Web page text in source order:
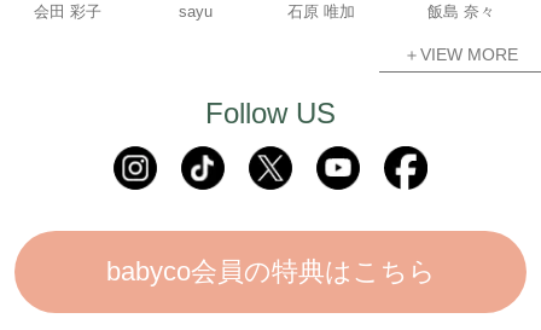
会田 彩子 sayu 石原 唯加 飯島 奈々
＋VIEW MORE
Follow US
babyco会員の特典はこちら